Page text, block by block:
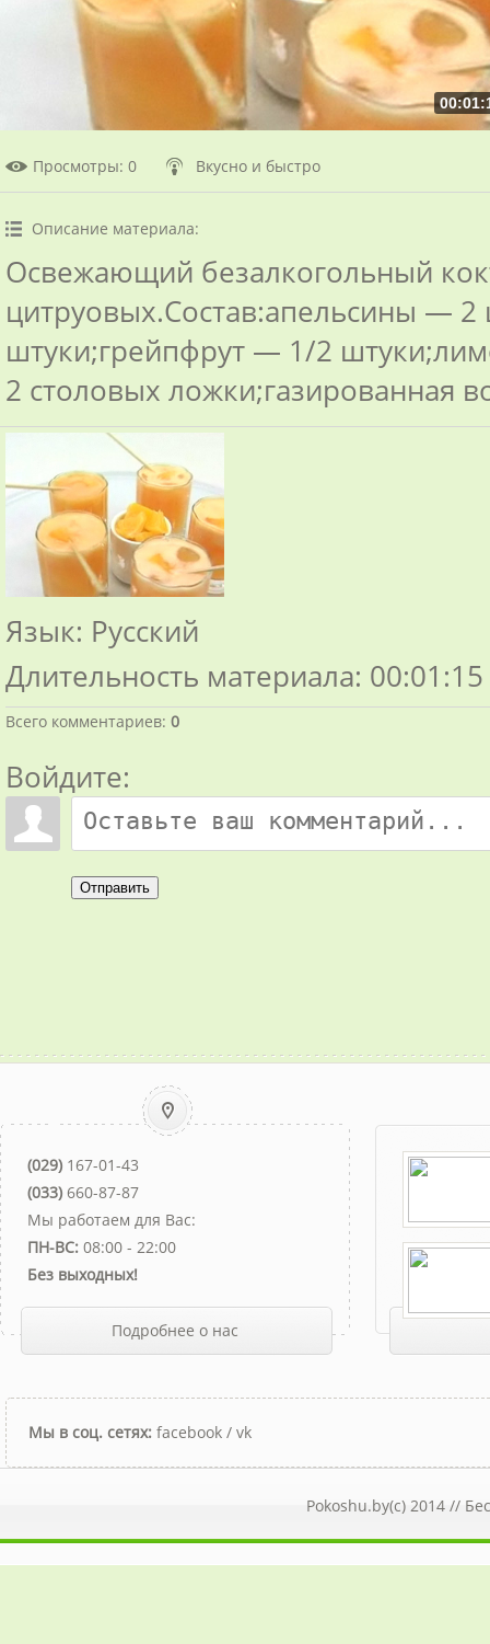
Просмотры: 0 Вкусно и быстро
Описание материала:
Освежающий безалкогольный
цитруовых.Состав:апельсины —
штуки;грейпфрут — 1/2
2 столовых ложки;газированная
Язык: Русский
Длительность материала: 00:01:15
Всего комментариев: 0
Войдите:
Отправить
(029) 167-01-43
(033) 660-87-87
Мы работаем для Вас:
ПН-ВС: 08:00 - 22:00
Без выходных!
Подробнее о нас
Мы в соц. сетях: facebook / vk
Pokoshu.by(c) 2014 //